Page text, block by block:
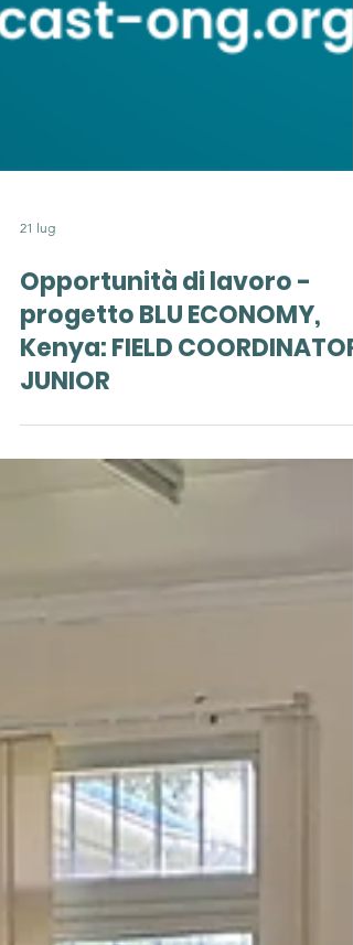
Opportunità di lavoro -
progetto BLU ECONOMY,
Kenya: FIELD COORDINATOR
JUNIOR